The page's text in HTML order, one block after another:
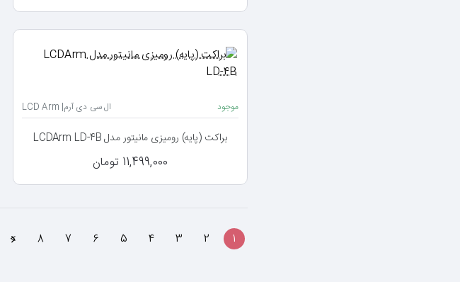
موجود ال سی دی آرم| LCD Arm
براکت (پایه) رومیزی مانیتور مدل LCDArm LD-4B
11,499,000 تومان
1
2
3
4
5
6
7
8
>